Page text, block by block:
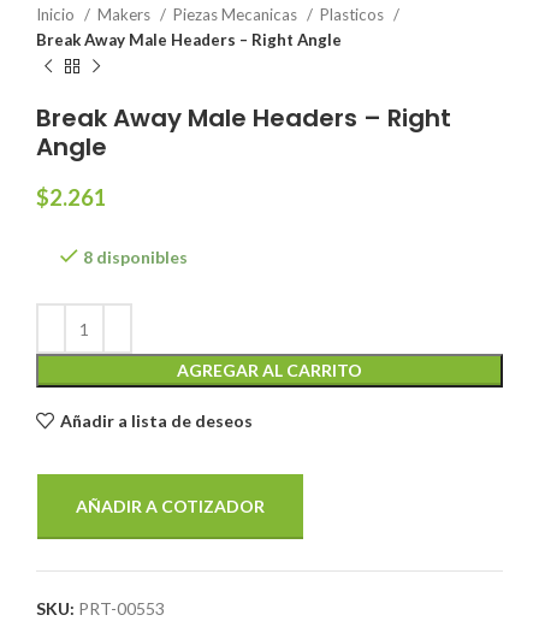
Inicio Makers Piezas Mecanicas
Plasticos
Break Away Male Headers – Right Angle
Break Away Male Headers – Right
Angle
$2.261
8 disponibles
AGREGAR AL CARRITO
Añadir a lista de deseos
AÑADIR A COTIZADOR
SKU: PRT-00553